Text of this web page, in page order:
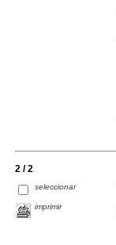
2 / 2
seleccionar
imprimir